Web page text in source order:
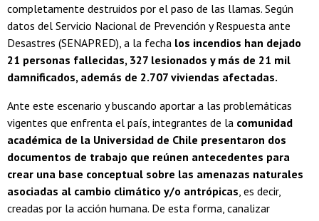
completamente destruidos por el paso de las llamas. Según
datos del Servicio Nacional de Prevención y Respuesta ante
Desastres (SENAPRED), a la fecha los incendios han dejado
21 personas fallecidas, 327 lesionados y más de 21 mil
damnificados, además de 2.707 viviendas afectadas.
Ante este escenario y buscando aportar a las problemáticas
vigentes que enfrenta el país, integrantes de la comunidad
académica de la Universidad de Chile presentaron dos
documentos de trabajo que reúnen antecedentes para
crear una base conceptual sobre las amenazas naturales
asociadas al cambio climático y/o antrópicas , es decir,
creadas por la acción humana. De esta forma, canalizar